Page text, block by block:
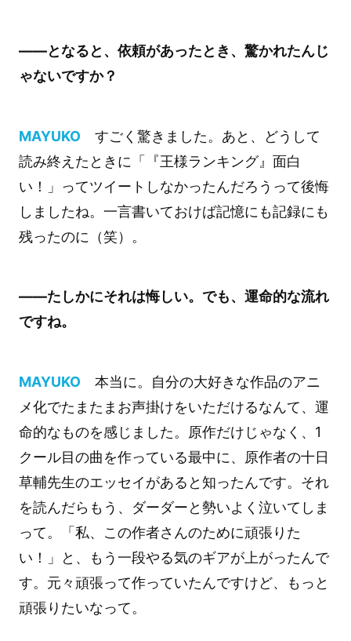
――となると、依頼があったとき、驚かれたんじ
ゃないですか？
MAYUKO すごく驚きました。あと、どうして
読み終えたときに「『王様ランキング』面白
い！」ってツイートしなかったんだろうって後悔
しましたね。一言書いておけば記憶にも記録にも
残ったのに（笑）。
――たしかにそれは悔しい。でも、運命的な流れ
ですね。
MAYUKO 本当に。自分の大好きな作品のアニ
メ化でたまたまお声掛けをいただけるなんて、運
命的なものを感じました。原作だけじゃなく、1
クール目の曲を作っている最中に、原作者の十日
草輔先生のエッセイがあると知ったんです。それ
を読んだらもう、ダーダーと勢いよく泣いてしま
って。「私、この作者さんのために頑張りた
い！」と、もう一段やる気のギアが上がったんで
す。元々頑張って作っていたんですけど、もっと
頑張りたいなって。